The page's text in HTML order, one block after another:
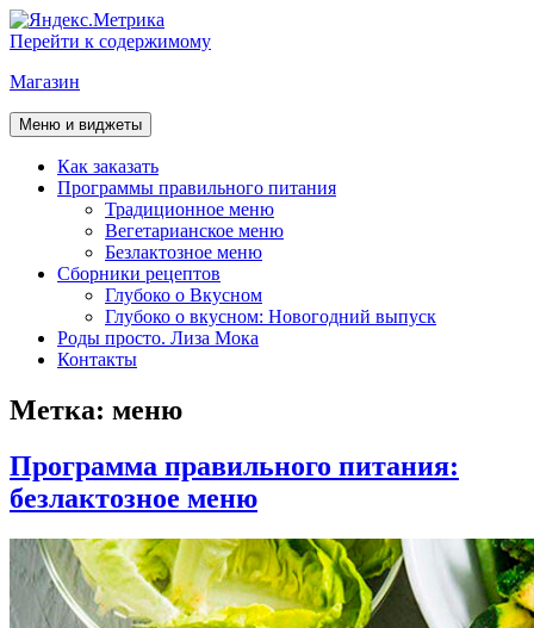
Перейти к содержимому
Магазин
Меню и виджеты
Как заказать
Программы правильного питания
Традиционное меню
Вегетарианское меню
Безлактозное меню
Сборники рецептов
Глубоко о Вкусном
Глубоко о вкусном: Новогодний выпуск
Роды просто. Лиза Мока
Контакты
Метка: меню
Программа правильного питания:
безлактозное меню